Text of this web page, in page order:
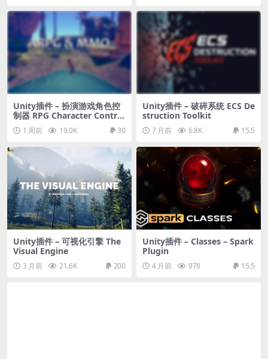
Unity插件 – 扮演游戏角色控
制器 RPG Character Control
lers1 周前 19.0K 30
Unity插件 – 破碎系统 ECS De
struction Toolkit
7 月前 6.8K 15.5
Unity插件 – 可视化引擎 The
Visual Engine
3 月前 21.6K 200
Unity插件 – Classes – Spark
Plugin
4 月前 978 15.5